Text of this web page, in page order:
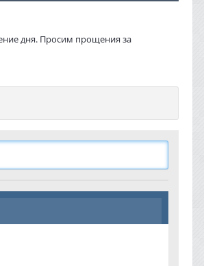
дня. Просим прощения за